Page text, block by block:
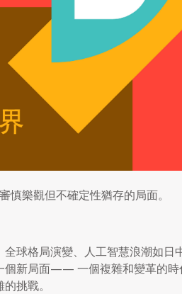
慎樂觀但不確定性猶存的局面。
球格局演變、人工智慧浪潮如日
個新局面—— 一個複雜和變革的
挑戰。